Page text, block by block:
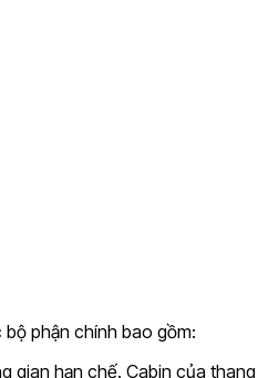
phận chính bao gồm:
gian hạn chế. Cabin của